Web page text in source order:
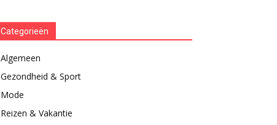
Categorieën
Algemeen
Gezondheid & Sport
Mode
Reizen & Vakantie